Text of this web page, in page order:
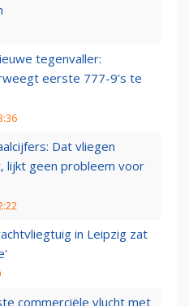
tegenvaller:
eerste 777-9’s te
Dat vliegen
lijkt geen probleem voor
in Leipzig zat
commerciële vlucht met